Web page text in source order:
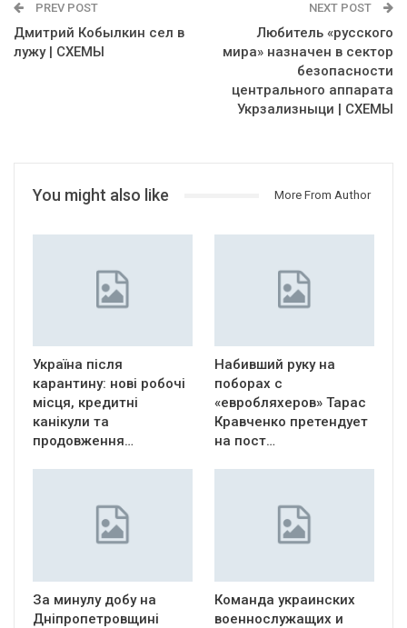
PREV POST
Дмитрий Кобылкин сел в
лужу | СХЕМЫ
NEXT POST
Любитель «русского
мира» назначен в сектор
безопасности
центрального аппарата
Укрзализныци | СХЕМЫ
You might also like More From Author
Україна після
карантину: нові робочі
місця, кредитні
канікули та
продовження…
Набивший руку на
поборах с
«евробляхеров» Тарас
Кравченко претендует
на пост…
За минулу добу на
Дніпропетровщині
Команда украинских
военнослужащих и